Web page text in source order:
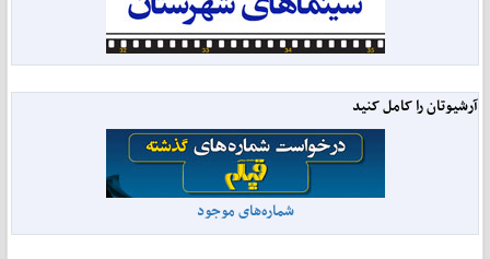
آرشیوتان را کامل کنید
شماره‌های موجود